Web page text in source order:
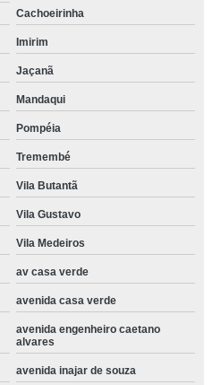
Cachoeirinha
Imirim
Jaçanã
Mandaqui
Pompéia
Tremembé
Vila Butantã
Vila Gustavo
Vila Medeiros
av casa verde
avenida casa verde
avenida engenheiro caetano
alvares
avenida inajar de souza